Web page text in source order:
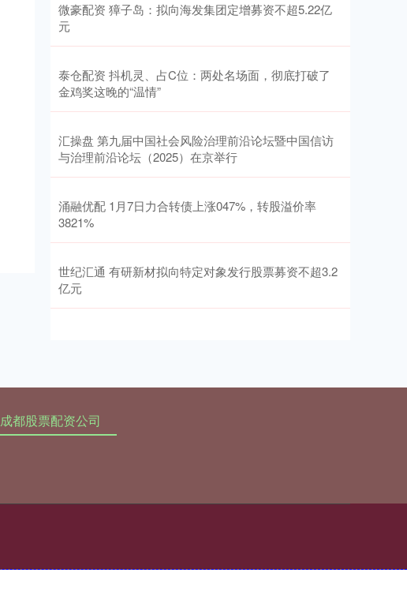
微豪配资 獐子岛：拟向海发集团定增募资不超5.22亿
元
泰仓配资 抖机灵、占C位：两处名场面，彻底打破了
金鸡奖这晚的“温情”
汇操盘 第九届中国社会风险治理前沿论坛暨中国信访
与治理前沿论坛（2025）在京举行
涌融优配 1月7日力合转债上涨047%，转股溢价率
3821%
世纪汇通 有研新材拟向特定对象发行股票募资不超3.2
亿元
成都股票配资公司